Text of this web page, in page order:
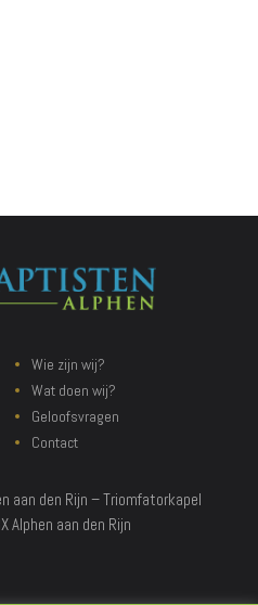
Wie zijn wij?
Wat doen wij?
Geloofsvragen
Contact
aan den Rijn – Triomfatorkapel
Alphen aan den Rijn